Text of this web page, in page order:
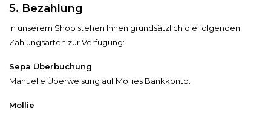
5. Bezahlung
In unserem Shop stehen Ihnen grundsätzlich die folgenden
Zahlungsarten zur Verfügung:
Sepa Überbuchung
Manuelle Überweisung auf Mollies Bankkonto.
Mollie